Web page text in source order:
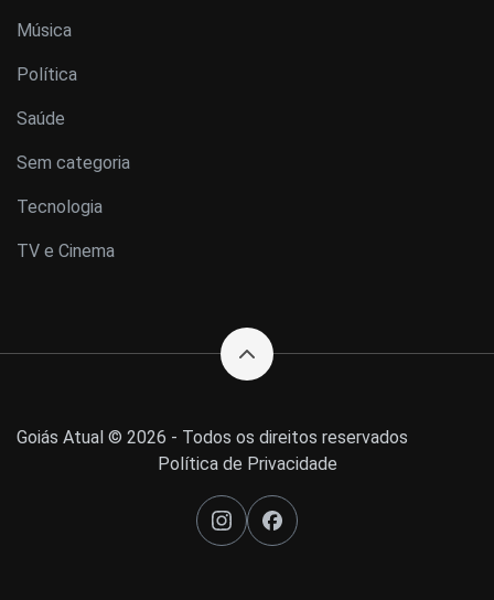
Música
Política
Saúde
Sem categoria
Tecnologia
TV e Cinema
Goiás Atual © 2026 - Todos os direitos reservados
Política de Privacidade